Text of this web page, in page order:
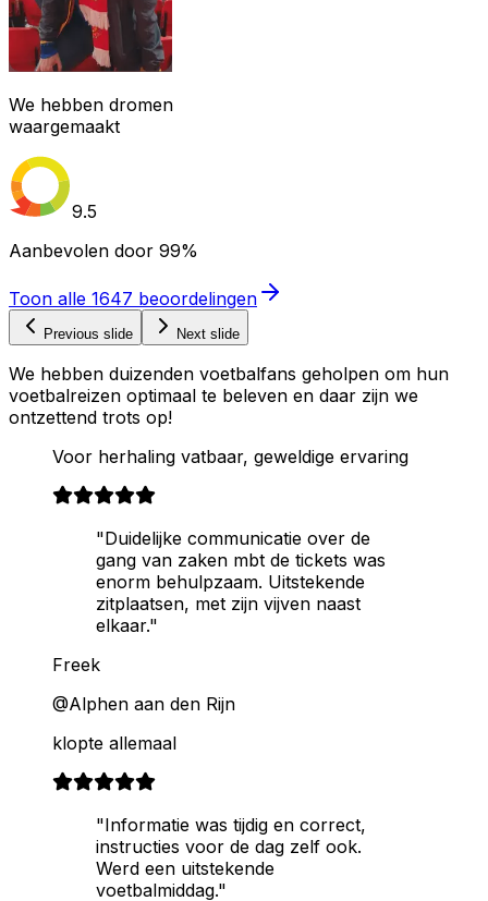
We hebben dromen
waargemaakt
9.5
Aanbevolen door 99%
Toon alle 1647 beoordelingen
Previous slide Next slide
We hebben duizenden voetbalfans geholpen om hun
voetbalreizen optimaal te beleven en daar zijn we
ontzettend trots op!
Voor herhaling vatbaar, geweldige ervaring
"Duidelijke communicatie over de
gang van zaken mbt de tickets was
enorm behulpzaam. Uitstekende
zitplaatsen, met zijn vijven naast
elkaar."
Freek
@Alphen aan den Rijn
klopte allemaal
"Informatie was tijdig en correct,
instructies voor de dag zelf ook.
Werd een uitstekende
voetbalmiddag."